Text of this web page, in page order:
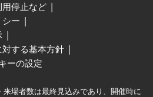
停止など
ー
する基本方針
ーの設定
場者数は最終見込みであり、開催時に